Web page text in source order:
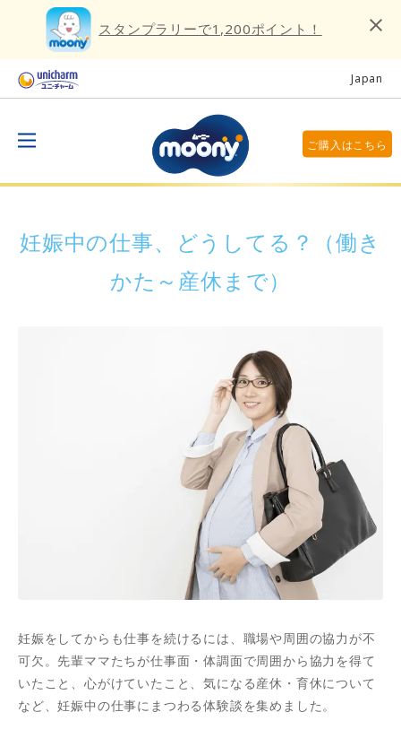
スタンプラリーで1,200ポイント！
Japan
ご購入はこちら
妊娠中の仕事、どうしてる？（働き
かた～産休まで）
妊娠をしてからも仕事を続けるには、職場や周囲の協力が不
可欠。先輩ママたちが仕事面・体調面で周囲から協力を得て
いたこと、心がけていたこと、気になる産休・育休について
など、妊娠中の仕事にまつわる体験談を集めました。